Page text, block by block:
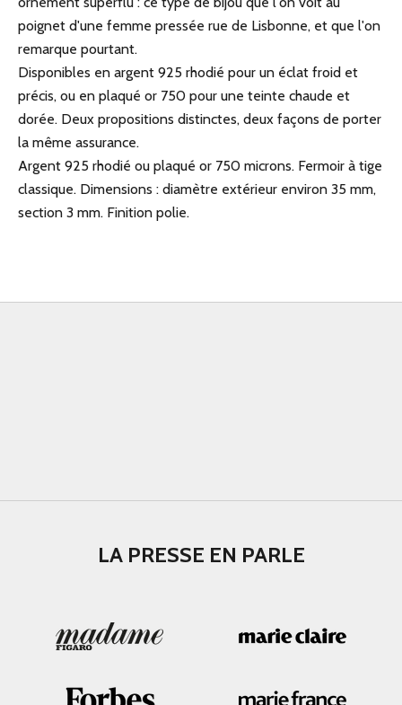
poignet d'une femme pressée rue de Lisbonne, et que l'on
remarque pourtant.
Disponibles en argent 925 rhodié pour un éclat froid et
précis, ou en plaqué or 750 pour une teinte chaude et
dorée. Deux propositions distinctes, deux façons de porter
la même assurance.
Argent 925 rhodié ou plaqué or 750 microns. Fermoir à tige
classique. Dimensions : diamètre extérieur environ 35 mm,
section 3 mm. Finition polie.
LA PRESSE EN PARLE